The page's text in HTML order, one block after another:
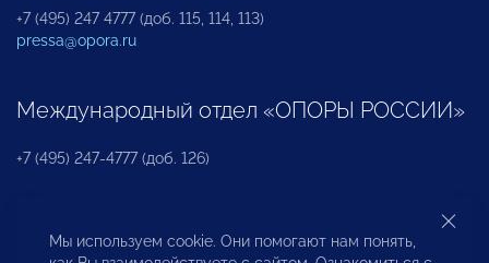
+7 (495) 247 4777 (доб. 115, 114, 113)
pressa@opora.ru
Международный отдел «ОПОРЫ РОССИИ»
+7 (495) 247-4777 (доб. 126)
Бюро по защите прав предпринимателей и
Мы используем cookie. Они помогают нам понять,